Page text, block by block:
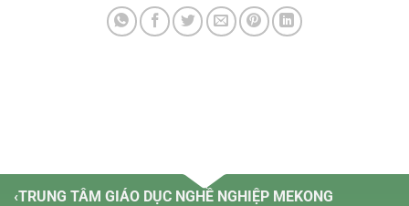
‹TRUNG TÂM GIÁO DỤC NGHỀ NGHIỆP MEKONG